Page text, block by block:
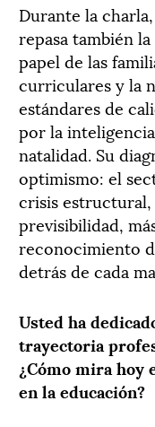
Durante la
repasa también
papel de las
curriculares y la
estándares de
por la
natalidad. Su
optimismo: el
crisis estructural,
previsibilidad,
reconocimiento
detrás de cada
Usted ha
trayectoria
¿Cómo mira hoy
en la educación?